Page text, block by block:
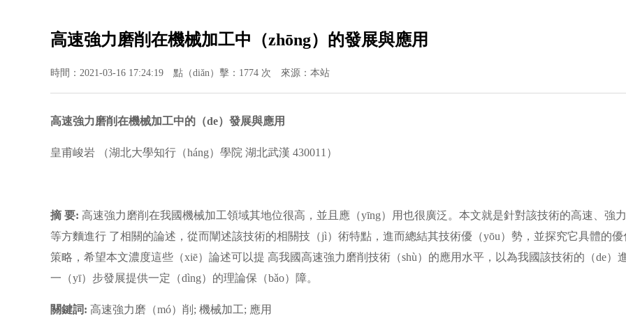
高速強力磨削在機械加工中（zhōng）的發展與應用
時間：2021-03-16 17:24:19 點（diǎn）擊：1774 次 來源：本站
高速強力磨削在機械加工中的（de）發展與應用
皇甫峻岩 （湖北大學知行（háng）學院 湖北武漢 430011）
摘 要: 高速強力磨削在我國機械加工領域其地位很高，並且應（yīng）用也很廣泛。本文就是針對該技術的高速、強力
等方麵進行 了相關的論述，從而闡述該技術的相關技（jì）術特點，進而總結其技術優（yōu）勢，並探究它具體的優
策略，希望本文濃度這些（xiē）論述可以提 高我國高速強力磨削技術（shù）的應用水平，以為我國該技術的（de）
一（yī）步發展提供一定（dìng）的理論保（bǎo）障。
關鍵詞: 高速強力磨（mó）削; 機械加工; 應用